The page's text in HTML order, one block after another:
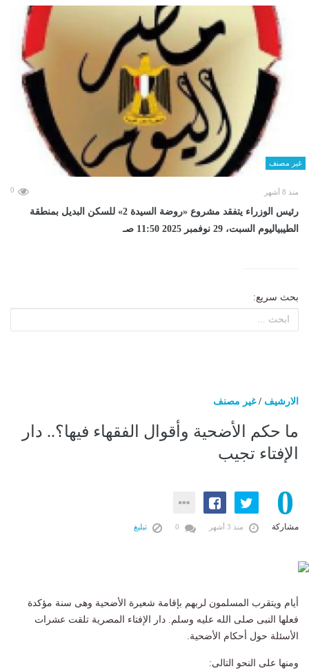
غير مصنف
منذ 8 أشهر 0
رئيس الوزراء يتفقد مشروع «روضة السيدة 2» للسكن البديل بمنطقة
الطيبياليوم السبت، 29 نوفمبر 2025 11:50 صـ
بحث سريع:
الارشيف /غير مصنف
ما حكم الأضحية وأقوال الفقهاء فيها؟.. دار
الإفتاء تجيب
0
مشاركة منذ 3 أشهر تبليغ
أيام ويتقرب المسلمون لربهم بإقامة شعيرة الأضحية وهى سنة مؤكدة
فعلها النبى صلى الله عليه وسلم. دار الإفتاء المصرية تلقت عشرات
الأسئلة حول أحكام الأضحية.
ومنها على النحو التالى: